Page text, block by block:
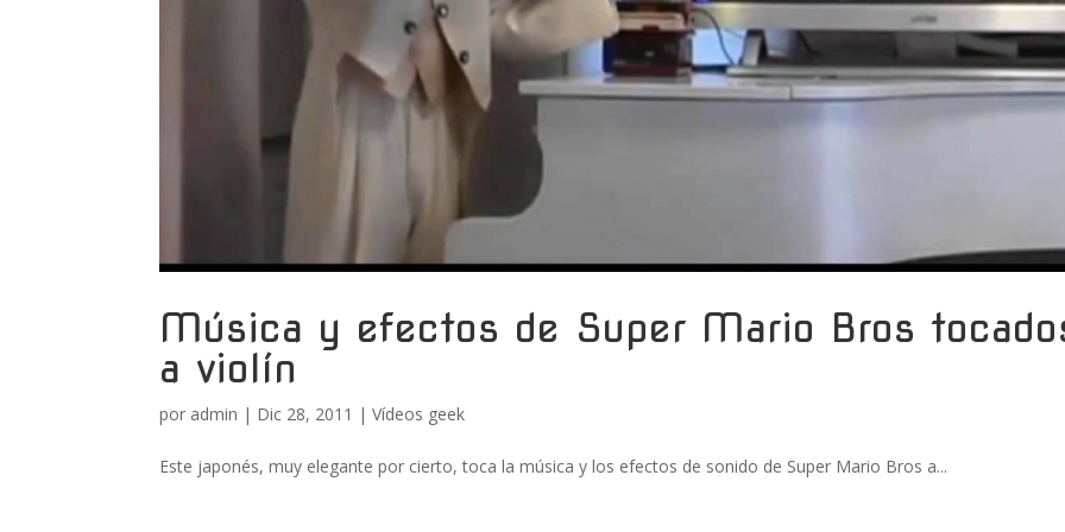
Música y efectos de Super Mario Bros
a violín
por admin | Dic 28, 2011 |Vídeos geek
Este japonés, muy elegante por cierto, toca la música y los efectos de sonido de Super Mario Bros a...